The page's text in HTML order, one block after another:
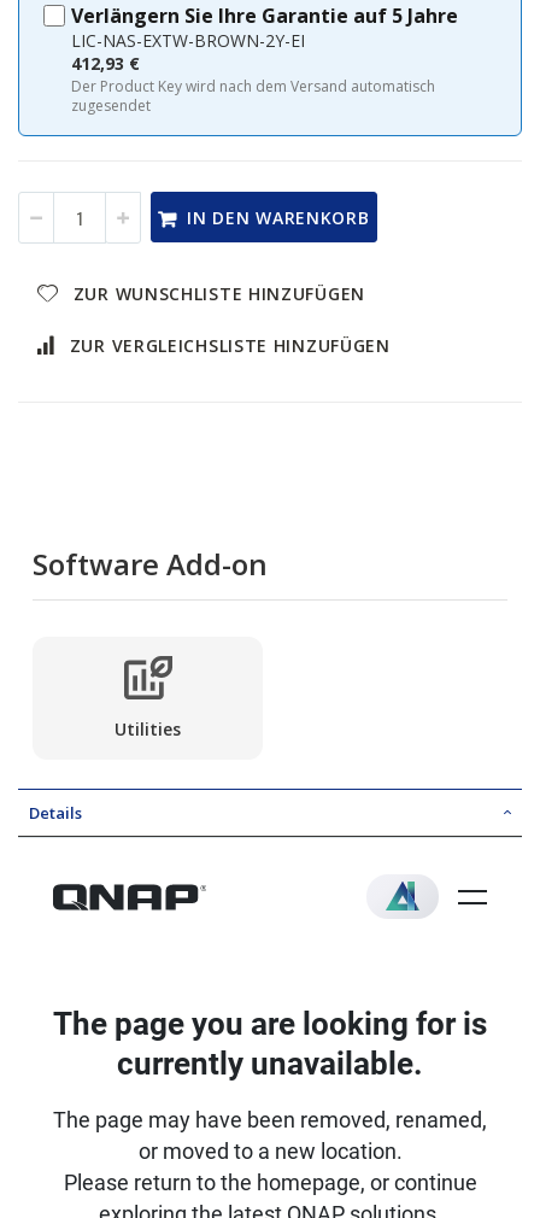
Verlängern Sie Ihre Garantie auf 5 Jahre
LIC-NAS-EXTW-BROWN-2Y-EI
412,93 €
Der Product Key wird nach dem Versand automatisch
zugesendet
IN DEN WARENKORB
ZUR WUNSCHLISTE HINZUFÜGEN
ZUR VERGLEICHSLISTE HINZUFÜGEN
Software Add-on
Utilities
Details